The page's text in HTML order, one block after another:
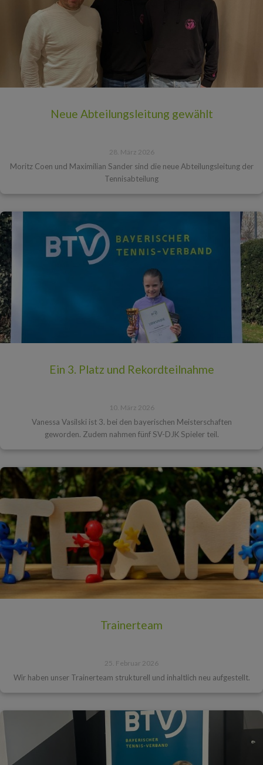
Neue Abteilungsleitung gewählt
28. März 2026
Moritz Coen und Maximilian Sander sind die neue Abteilungsleitung der
Tennisabteilung
Ein 3. Platz und Rekordteilnahme
10. März 2026
Vanessa Vasilski ist 3. bei den bayerischen Meisterschaften
geworden. Zudem nahmen fünf SV-DJK Spieler teil.
Trainerteam
25. Februar 2026
Wir haben unser Trainerteam strukturell und inhaltlich neu aufgestellt.